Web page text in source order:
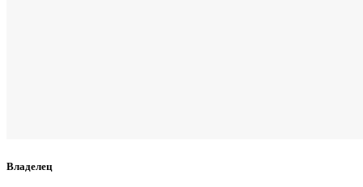
Владелец